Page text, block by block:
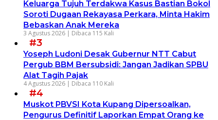
Keluarga Tujuh Terdakwa Kasus Bastian Bokol
Soroti Dugaan Rekayasa Perkara, Minta Hakim
Bebaskan Anak Mereka
3 Agustus 2026 | Dibaca 115 Kali
#3
Yoseph Ludoni Desak Gubernur NTT Cabut
Pergub BBM Bersubsidi: Jangan Jadikan SPBU
Alat Tagih Pajak
4 Agustus 2026 | Dibaca 110 Kali
#4
Muskot PBVSI Kota Kupang Dipersoalkan,
Pengurus Definitif Laporkan Empat Orang ke